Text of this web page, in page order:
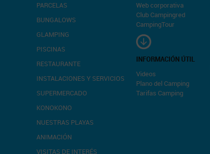
PARCELAS
BUNGALOWS
GLAMPING
PISCINAS
RESTAURANTE
INSTALACIONES Y SERVICIOS
SUPERMERCADO
KONOKONO
NUESTRAS PLAYAS
ANIMACIÓN
VISITAS DE INTERÉS
Web corporativa
Club Campingred
CampingTour
INFORMACIÓN ÚTIL
Videos
Plano del Camping
Tarifas Camping